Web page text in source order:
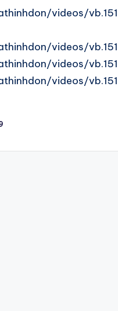
videos/
videos/
videos/
videos/